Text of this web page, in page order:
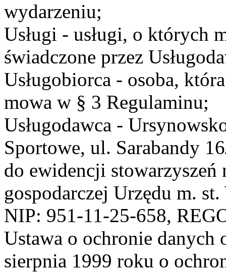
wydarzeniu;
Usługi - usługi, o których
świadczone przez
Usługobiorca - osoba,
mowa w § 3 Regulaminu;
Usługodawca -
Sportowe, ul. Sarabandy
do ewidencji stowarzyszeń
gospodarczej Urzędu m.
NIP: 951-11-25-658,
Ustawa o ochronie danych
sierpnia 1999 roku o